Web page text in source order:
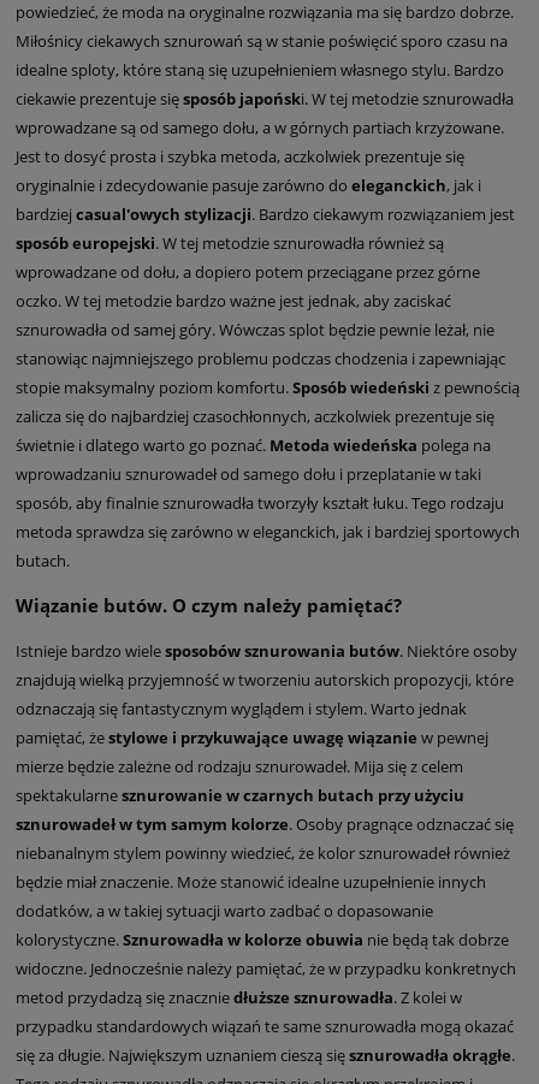
powiedzieć, że moda na oryginalne rozwiązania ma się bardzo dobrze.
Miłośnicy ciekawych sznurowań są w stanie poświęcić sporo czasu na
idealne sploty, które staną się uzupełnieniem własnego stylu. Bardzo
ciekawie prezentuje sięsposób japoński. W tej metodzie sznurowadła
wprowadzane są od samego dołu, a w górnych partiach krzyżowane.
Jest to dosyć prosta i szybka metoda, aczkolwiek prezentuje się
oryginalnie i zdecydowanie pasuje zarówno do eleganckich, jak i
bardziej casual'owych stylizacji. Bardzo ciekawym rozwiązaniem jest
sposób europejski. W tej metodzie sznurowadła również są
wprowadzane od dołu, a dopiero potem przeciągane przez górne
oczko. W tej metodzie bardzo ważne jest jednak, aby zaciskać
sznurowadła od samej góry. Wówczas splot będzie pewnie leżał, nie
stanowiąc najmniejszego problemu podczas chodzenia i zapewniając
stopie maksymalny poziom komfortu.Sposób wiedeński z pewnością
zalicza się do najbardziej czasochłonnych, aczkolwiek prezentuje się
świetnie i dlatego warto go poznać. Metoda wiedeńska polega na
wprowadzaniu sznurowadeł od samego dołu i przeplatanie w taki
sposób, aby finalnie sznurowadła tworzyły kształt łuku. Tego rodzaju
metoda sprawdza się zarówno w eleganckich, jak i bardziej sportowych
butach.
Wiązanie butów. O czym należy pamiętać?
Istnieje bardzo wielesposobów sznurowania butów. Niektóre osoby
znajdują wielką przyjemność w tworzeniu autorskich propozycji, które
odznaczają się fantastycznym wyglądem i stylem. Warto jednak
pamiętać, żestylowe i przykuwające uwagę wiązanie w pewnej
mierze będzie zależne od rodzaju sznurowadeł. Mija się z celem
spektakularnesznurowanie w czarnych butach przy użyciu
sznurowadeł w tym samym kolorze. Osoby pragnące odznaczać się
niebanalnym stylem powinny wiedzieć, że kolor sznurowadeł również
będzie miał znaczenie. Może stanowić idealne uzupełnienie innych
dodatków, a w takiej sytuacji warto zadbać o dopasowanie
kolorystyczne.Sznurowadła w kolorze obuwia nie będą tak dobrze
widoczne. Jednocześnie należy pamiętać, że w przypadku konkretnych
metod przydadzą się znaczniedłuższe sznurowadła. Z kolei w
przypadku standardowych wiązań te same sznurowadła mogą okazać
się za długie. Największym uznaniem cieszą sięsznurowadła okrągłe.